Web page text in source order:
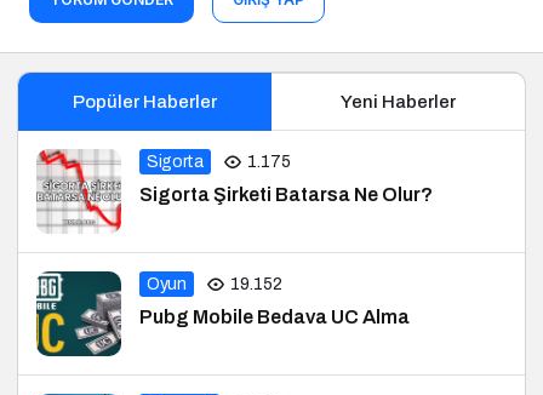
Popüler Haberler Yeni Haberler
Sigorta 1.175
Sigorta Şirketi Batarsa Ne Olur?
Oyun 19.152
Pubg Mobile Bedava UC Alma